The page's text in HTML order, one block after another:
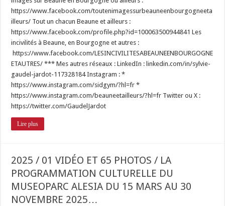
https://www.facebook.com/toutenimagessurbeauneenbourgogneeta
illeurs/ Tout un chacun Beaune et ailleurs :
https://www.facebook.com/profile.php?id=100063500944841 Les
incivilités à Beaune, en Bourgogne et autres :
https://www.facebook.com/LESINCIVILITESABEAUNEENBOURGOGNE
ETAUTRES/ *** Mes autres réseaux : LinkedIn : linkedin.com/in/sylvie-
gaudel-jardot-117328184 Instagram : *
https://www.instagram.com/sidgym/?hl=fr *
https://www.instagram.com/beauneetailleurs/?hl=fr Twitter ou X :
https://twitter.com/GaudelJardot
Lire plus
2025 / 01 VIDÉO ET 65 PHOTOS / LA
PROGRAMMATION CULTURELLE DU
MUSEOPARC ALESIA DU 15 MARS AU 30
NOVEMBRE 2025…